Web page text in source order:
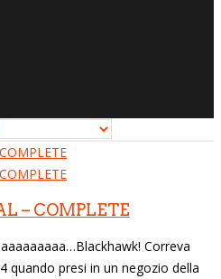
– COMPLETE
Correva
quando presi in un negozio della